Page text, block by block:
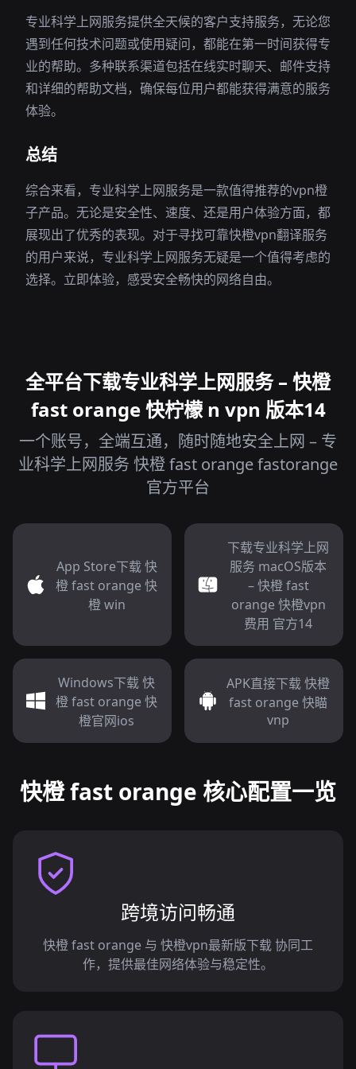
专业科学上网服务提供全天候的客户支持服务，无论您
遇到任何技术问题或使用疑问，都能在第一时间获得专
业的帮助。多种联系渠道包括在线实时聊天、邮件支持
和详细的帮助文档，确保每位用户都能获得满意的服务
体验。
总结
综合来看，专业科学上网服务是一款值得推荐的vpn橙
子产品。无论是安全性、速度、还是用户体验方面，都
展现出了优秀的表现。对于寻找可靠快橙vpn翻译服务
的用户来说，专业科学上网服务无疑是一个值得考虑的
选择。立即体验，感受安全畅快的网络自由。
全平台下载专业科学上网服务 – 快橙
fast orange 快柠檬 n vpn 版本14
一个账号，全端互通，随时随地安全上网 – 专
业科学上网服务 快橙 fast orange fastorange
官方平台
App Store下载 快
橙 fast orange 快
橙 win
下载专业科学上网
服务 macOS版本
– 快橙 fast
orange 快橙vpn
费用 官方14
Windows下载 快
橙 fast orange 快
橙官网ios
APK直接下载 快橙
fast orange 快瞄
vnp
快橙 fast orange 核心配置一览
跨境访问畅通
快橙 fast orange 与 快橙vpn最新版下载 协同工
作，提供最佳网络体验与稳定性。